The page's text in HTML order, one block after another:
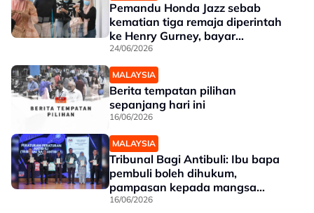
Pemandu Honda Jazz sebab
kematian tiga remaja diperintah
ke Henry Gurney, bayar
pampasan RM2,000
24/06/2026
MALAYSIA
Berita tempatan pilihan
sepanjang hari ini
16/06/2026
MALAYSIA
Tribunal Bagi Antibuli: Ibu bapa
pembuli boleh dihukum,
pampasan kepada mangsa
sehingga RM250,000
16/06/2026